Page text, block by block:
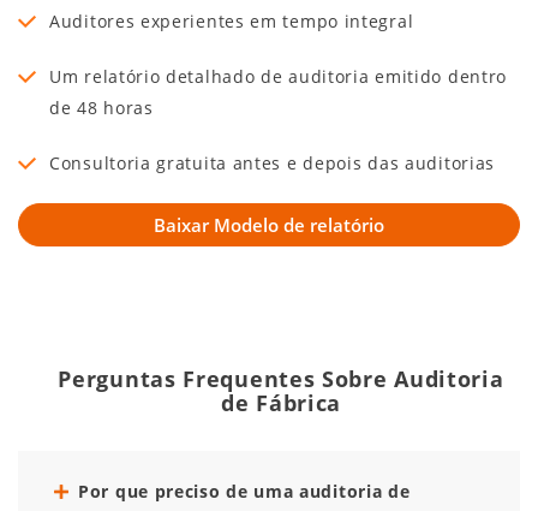
Auditores experientes em tempo integral
Um relatório detalhado de auditoria emitido dentro
de 48 horas
Consultoria gratuita antes e depois das auditorias
Perguntas Frequentes Sobre Auditoria
de Fábrica
Por que preciso de uma auditoria de